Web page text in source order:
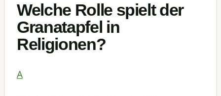
Welche Rolle spielt der
Granatapfel in
Religionen?
A